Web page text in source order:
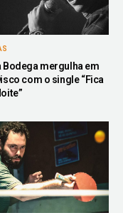
Bodega mergulha em
com o single “Fica